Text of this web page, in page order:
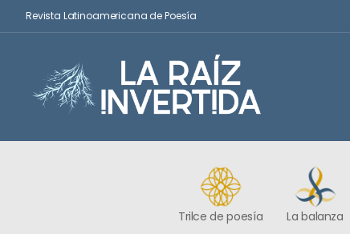
Revista Latinoamericana de Poesía
Trilce de poesía La balanza